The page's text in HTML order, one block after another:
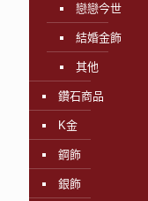
戀戀今世
結婚金飾
其他
鑽石商品
K金
鋼飾
銀飾